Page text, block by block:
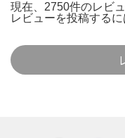
現在、2750件のレビ
レビューを投稿するに